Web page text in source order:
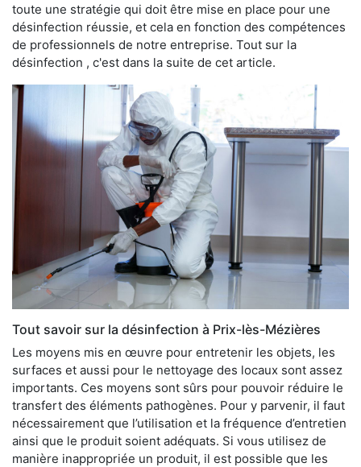
toute une stratégie qui doit être mise en place pour une
désinfection réussie, et cela en fonction des compétences
de professionnels de notre entreprise. Tout sur la
désinfection , c'est dans la suite de cet article.
Tout savoir sur la désinfection à Prix-lès-Mézières
Les moyens mis en œuvre pour entretenir les objets, les
surfaces et aussi pour le nettoyage des locaux sont assez
importants. Ces moyens sont sûrs pour pouvoir réduire le
transfert des éléments pathogènes. Pour y parvenir, il faut
nécessairement que l’utilisation et la fréquence d’entretien
ainsi que le produit soient adéquats. Si vous utilisez de
manière inappropriée un produit, il est possible que les